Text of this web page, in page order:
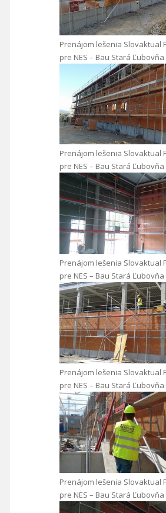
Prenájom lešenia Slovaktual
pre NES – Bau Stará Ľubovňa
Prenájom lešenia Slovaktual
pre NES – Bau Stará Ľubovňa
Prenájom lešenia Slovaktual
pre NES – Bau Stará Ľubovňa
Prenájom lešenia Slovaktual
pre NES – Bau Stará Ľubovňa
Prenájom lešenia Slovaktual
pre NES – Bau Stará Ľubovňa